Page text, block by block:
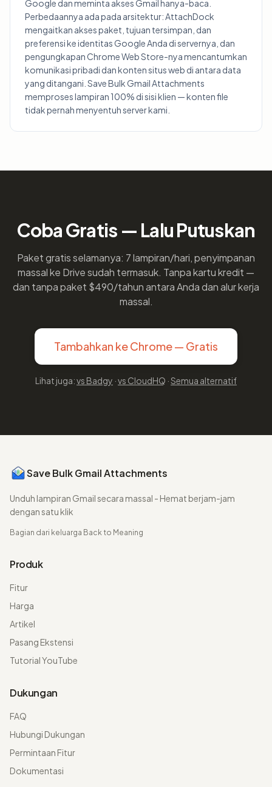
Google dan meminta akses Gmail hanya-baca.
Perbedaannya ada pada arsitektur: AttachDock
mengaitkan akses paket, tujuan tersimpan, dan
preferensi ke identitas Google Anda di servernya, dan
pengungkapan Chrome Web Store-nya mencantumkan
komunikasi pribadi dan konten situs web di antara data
yang ditangani. Save Bulk Gmail Attachments
memproses lampiran 100% di sisi klien — konten file
tidak pernah menyentuh server kami.
Coba Gratis — Lalu Putuskan
Paket gratis selamanya: 7 lampiran/hari, penyimpanan
massal ke Drive sudah termasuk. Tanpa kartu kredit —
dan tanpa paket $490/tahun antara Anda dan alur kerja
massal.
Tambahkan ke Chrome — Gratis
Lihat juga:vs Badgy ·vs CloudHQ ·Semua alternatif
Save Bulk Gmail Attachments
Unduh lampiran Gmail secara massal - Hemat berjam-jam
dengan satu klik
Bagian dari keluarga Back to Meaning
Produk
Fitur
Harga
Artikel
Pasang Ekstensi
Tutorial YouTube
Dukungan
FAQ
Hubungi Dukungan
Permintaan Fitur
Dokumentasi